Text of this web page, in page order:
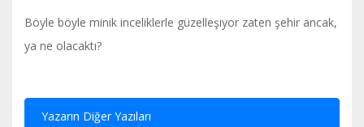
Böyle böyle minik inceliklerle güzelleşiyor zaten şehir ancak,
ya ne olacaktı?
Yazarın Diğer Yazıları